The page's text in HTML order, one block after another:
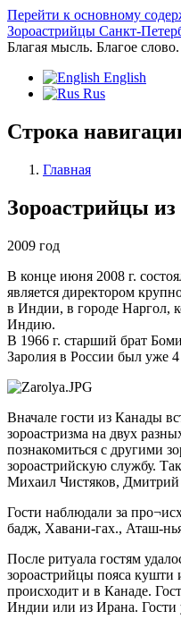
Перейти к основному
Зороастрийцы Санкт-
Благая мысль. Благое
English
Rus
Строка
Главная
Зороастрийцы
2009 год
В конце июня 2008 г.
является директором
в Индии, в городе Наргол,
Индию.
В 1966 г. старший брат
Заролия в России был уже
Вначале гости из Канады
зороастризма на двух
познакомиться с другими
зороастрийскую службу.
Михаил Чистяков, Дмитрий
Гости наблюдали за
бадж, Хавани-гах., Аташ-
После ритуала гостям
зороастрийцы пояса кушти
происходит и в Канаде.
Индии или из Ирана.